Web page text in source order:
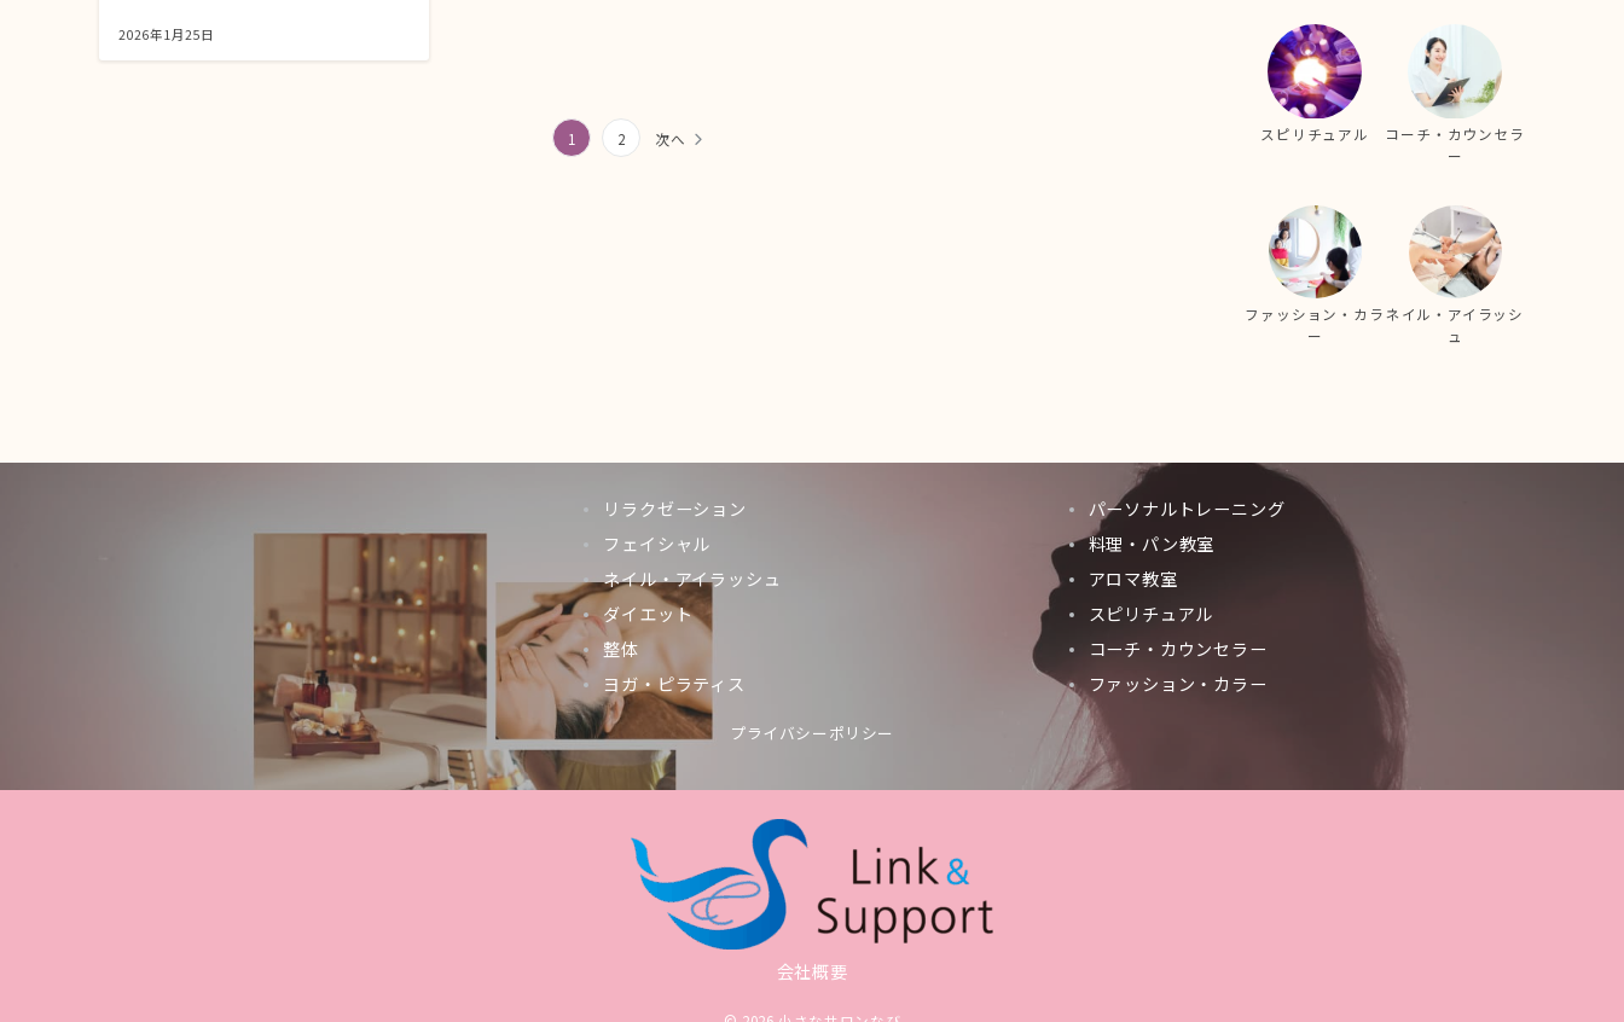
2026年1月25日
1 2 次へ スピリチュアル
コーチ・カウンセラ
ー
ファッション・カラ
ー
ネイル・アイラッシ
ュ
リラクゼーション
フェイシャル
ネイル・アイラッシュ
ダイエット
整体
ヨガ・ピラティス
パーソナルトレーニング
料理・パン教室
アロマ教室
スピリチュアル
コーチ・カウンセラー
ファッション・カラー
プライバシーポリシー
会社概要